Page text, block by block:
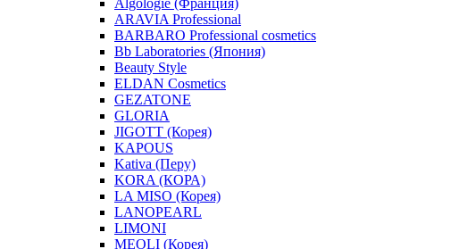
Algologie (Франция)
ARAVIA Professional
BARBARO Professional cosmetics
Bb Laboratories (Япония)
Beauty Style
ELDAN Cosmetics
GEZATONE
GLORIA
JIGOTT (Корея)
KAPOUS
Kativa (Перу)
KORA (КОРА)
LA MISO (Корея)
LANOPEARL
LIMONI
MEOLI (Корея)